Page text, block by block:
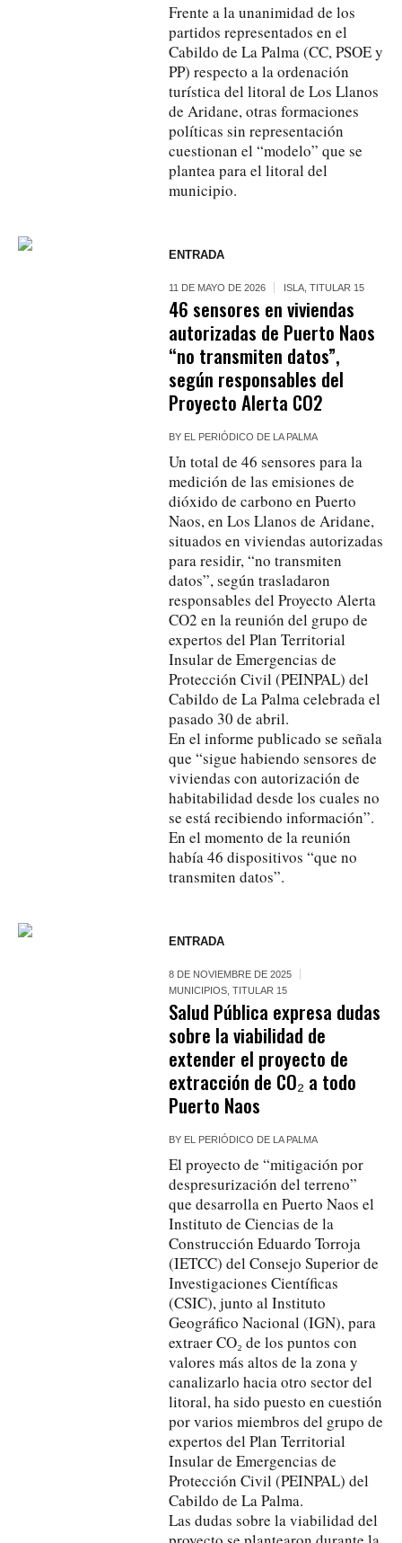
Frente a la unanimidad de los
partidos representados en el
Cabildo de La Palma (CC, PSOE y
PP) respecto a la ordenación
turística del litoral de Los Llanos
de Aridane, otras formaciones
políticas sin representación
cuestionan el “modelo” que se
plantea para el litoral del
municipio.
ENTRADA
11 DE MAYO DE 2026 ISLA ,TITULAR 15
46 sensores en viviendas
autorizadas de Puerto Naos
“no transmiten datos”,
según responsables del
Proyecto Alerta CO2
BY EL PERIÓDICO DE LA PALMA
Un total de 46 sensores para la
medición de las emisiones de
dióxido de carbono en Puerto
Naos, en Los Llanos de Aridane,
situados en viviendas autorizadas
para residir, “no transmiten
datos”, según trasladaron
responsables del Proyecto Alerta
CO2 en la reunión del grupo de
expertos del Plan Territorial
Insular de Emergencias de
Protección Civil (PEINPAL) del
Cabildo de La Palma celebrada el
pasado 30 de abril.
En el informe publicado se señala
que “sigue habiendo sensores de
viviendas con autorización de
habitabilidad desde los cuales no
se está recibiendo información”.
En el momento de la reunión
había 46 dispositivos “que no
transmiten datos”.
ENTRADA
8 DE NOVIEMBRE DE 2025
MUNICIPIOS ,TITULAR 15
Salud Pública expresa dudas
sobre la viabilidad de
extender el proyecto de
extracción de CO₂ a todo
Puerto Naos
BY EL PERIÓDICO DE LA PALMA
El proyecto de “mitigación por
despresurización del terreno”
que desarrolla en Puerto Naos el
Instituto de Ciencias de la
Construcción Eduardo Torroja
(IETCC) del Consejo Superior de
Investigaciones Científicas
(CSIC), junto al Instituto
Geográfico Nacional (IGN), para
extraer CO₂ de los puntos con
valores más altos de la zona y
canalizarlo hacia otro sector del
litoral, ha sido puesto en cuestión
por varios miembros del grupo de
expertos del Plan Territorial
Insular de Emergencias de
Protección Civil (PEINPAL) del
Cabildo de La Palma.
Las dudas sobre la viabilidad del